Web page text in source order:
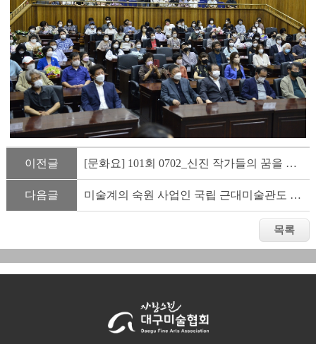
이전글 [문화요] 101회 0702_신진 작가들의 꿈을 마주하다
다음글 미술계의 숙원 사업인 국립 근대미술관도 경북도청 터에 지어집...